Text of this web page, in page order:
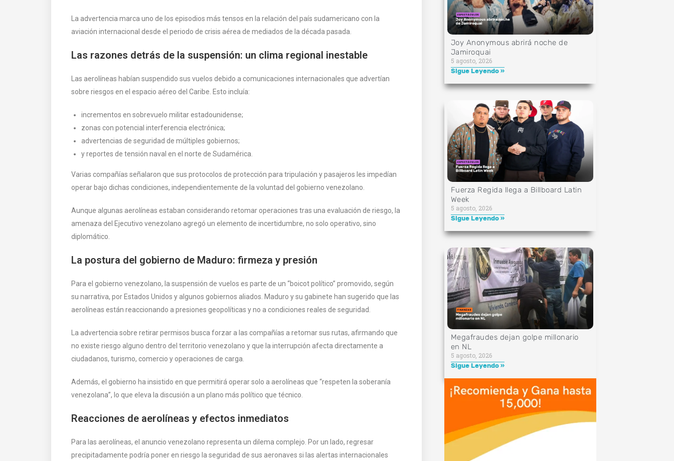
La advertencia marca uno de los episodios más tensos en la relación del país sudamericano con la
aviación internacional desde el periodo de crisis aérea de mediados de la década pasada.
Las razones detrás de la suspensión: un clima regional inestable
Las aerolíneas habían suspendido sus vuelos debido a comunicaciones internacionales que advertían
sobre riesgos en el espacio aéreo del Caribe. Esto incluía:
incrementos en sobrevuelo militar estadounidense;
zonas con potencial interferencia electrónica;
advertencias de seguridad de múltiples gobiernos;
y reportes de tensión naval en el norte de Sudamérica.
Varias compañías señalaron que sus protocolos de protección para tripulación y pasajeros les impedían
operar bajo dichas condiciones, independientemente de la voluntad del gobierno venezolano.
Aunque algunas aerolíneas estaban considerando retomar operaciones tras una evaluación de riesgo, la
amenaza del Ejecutivo venezolano agregó un elemento de incertidumbre, no solo operativo, sino
diplomático.
La postura del gobierno de Maduro: firmeza y presión
Para el gobierno venezolano, la suspensión de vuelos es parte de un “boicot político” promovido, según
su narrativa, por Estados Unidos y algunos gobiernos aliados. Maduro y su gabinete han sugerido que las
aerolíneas están reaccionando a presiones geopolíticas y no a condiciones reales de seguridad.
La advertencia sobre retirar permisos busca forzar a las compañías a retomar sus rutas, afirmando que
no existe riesgo alguno dentro del territorio venezolano y que la interrupción afecta directamente a
ciudadanos, turismo, comercio y operaciones de carga.
Además, el gobierno ha insistido en que permitirá operar solo a aerolíneas que “respeten la soberanía
venezolana”, lo que eleva la discusión a un plano más político que técnico.
Reacciones de aerolíneas y efectos inmediatos
Para las aerolíneas, el anuncio venezolano representa un dilema complejo. Por un lado, regresar
precipitadamente podría poner en riesgo la seguridad de sus aeronaves si las alertas internacionales
Joy Anonymous abrirá noche de
Jamiroquai
5 agosto, 2026
Sigue Leyendo »
Fuerza Regida llega a Billboard Latin
Week
5 agosto, 2026
Sigue Leyendo »
Megafraudes dejan golpe millonario
en NL
5 agosto, 2026
Sigue Leyendo »